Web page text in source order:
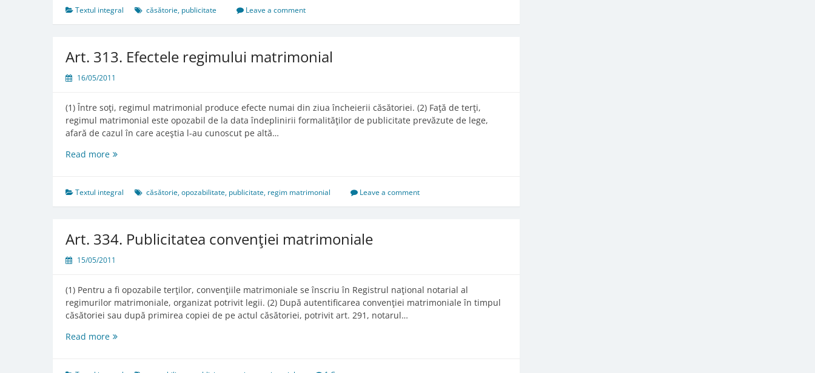
declaraţiei
de
Textul integral căsătorie, publicitate Leave a comment
Art. 313. Efectele regimului matrimonial
16/05/2011
(1) Între soţi, regimul matrimonial produce efecte numai din ziua încheierii căsătoriei. (2) Faţă de terţi,
regimul matrimonial este opozabil de la data îndeplinirii formalităţilor de publicitate prevăzute de lege,
afară de cazul în care aceştia l-au cunoscut pe altă…
Read moreArt.
regimului
matrimonial
Textul integral căsătorie,opozabilitate, publicitate, regim matrimonial Leave a comment
Art. 334. Publicitatea convenţiei matrimoniale
15/05/2011
(1) Pentru a fi opozabile terţilor, convenţiile matrimoniale se înscriu în Registrul naţional notarial al
regimurilor matrimoniale, organizat potrivit legii. (2) După autentificarea convenţiei matrimoniale în timpul
căsătoriei sau după primirea copiei de pe actul căsătoriei, potrivit art. 291, notarul…
Read moreArt.